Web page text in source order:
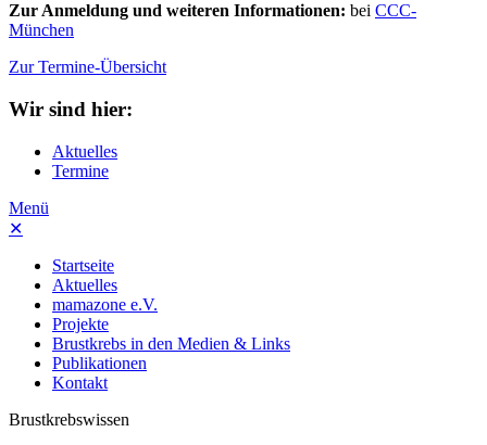
Zur Anmeldung und weiteren Informationen: bei CCC-
München
Zur Termine-Übersicht
Wir sind hier:
Aktuelles
Termine
Menü
✕
Startseite
Aktuelles
mamazone e.V.
Projekte
Brustkrebs in den Medien & Links
Publikationen
Kontakt
Brustkrebswissen